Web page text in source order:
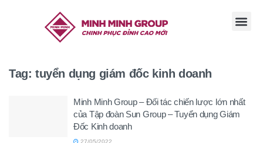
Tag: tuyển dụng giám đốc kinh doanh
Minh Minh Group – Đối tác chiến lược lớn nhất
của Tập đoàn Sun Group – Tuyển dụng Giám
Đốc Kinh doanh
27/05/2022